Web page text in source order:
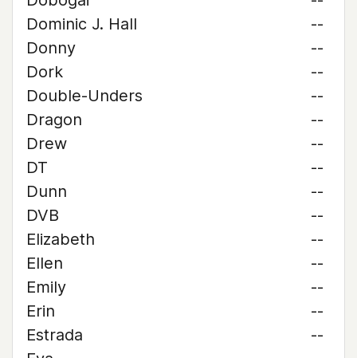
Dominic J. Hall
--
Donny
--
Dork
--
Double-Unders
--
Dragon
--
Drew
--
DT
--
Dunn
--
DVB
--
Elizabeth
--
Ellen
--
Emily
--
Erin
--
Estrada
--